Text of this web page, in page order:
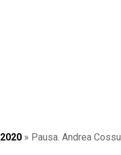
2020 » Pausa. Andrea Cossu